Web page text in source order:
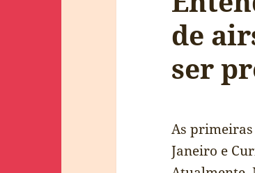
de
ser
As
Janeiro e